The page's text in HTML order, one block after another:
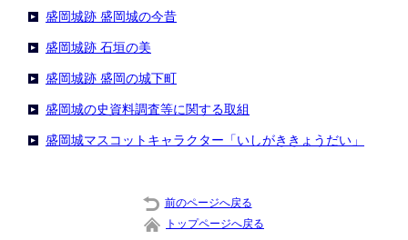
盛岡城跡 盛岡城の今昔
盛岡城跡 石垣の美
盛岡城跡 盛岡の城下町
盛岡城の史資料調査等に関する取組
盛岡城マスコットキャラクター「いしがききょうだい」
前のページへ戻る
トップページへ戻る